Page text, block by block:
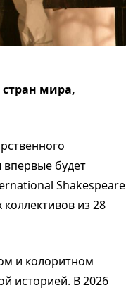
стран мира,
впервые будет
Shakespeare
из 28
и колоритном
историей. В 2026